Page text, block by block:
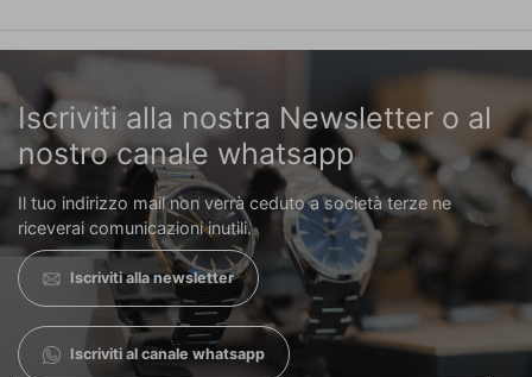
Iscriviti alla nostra Newsletter o al
nostro canale whatsapp
Il tuo indirizzo mail non verrà ceduto a società terze ne
riceverai comunicazioni inutili.
Iscriviti alla newsletter
Iscriviti al canale whatsapp